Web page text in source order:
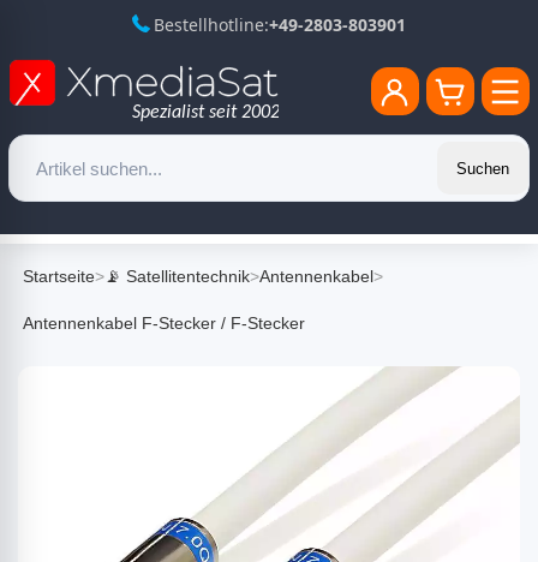
Bestellhotline:+49-2803-803901
Suchen
Startseite>📡 Satellitentechnik>Antennenkabel>
Antennenkabel F-Stecker / F-Stecker